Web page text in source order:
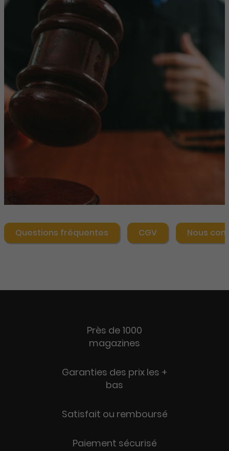
Questions fréquentes CGV Nous
Près de 1000
magazines
Garanties des prix les +
bas
Satisfait ou remboursé
Paiement sécurisé